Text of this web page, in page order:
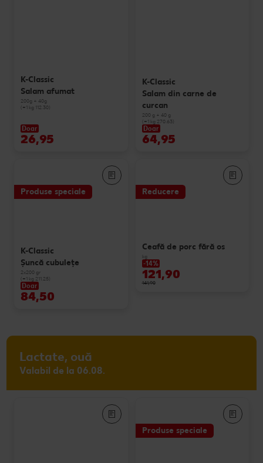
K-Classic
Salam afumat
200g + 40g
(=1 kg 112.30)
Doar
26,95
K-Classic
Salam din carne de
curcan
200 g + 40 g
(=1 kg 270.63)
Doar
64,95
Produse speciale
K-Classic
Șuncă cubulețe
2x200 gr
(=1 kg 211.25)
Doar
84,50
Reducere
Ceafă de porc fără os
kg
-14%
121,90
141,90
Lactate, ouă
Valabil de la 06.08.
Produse speciale